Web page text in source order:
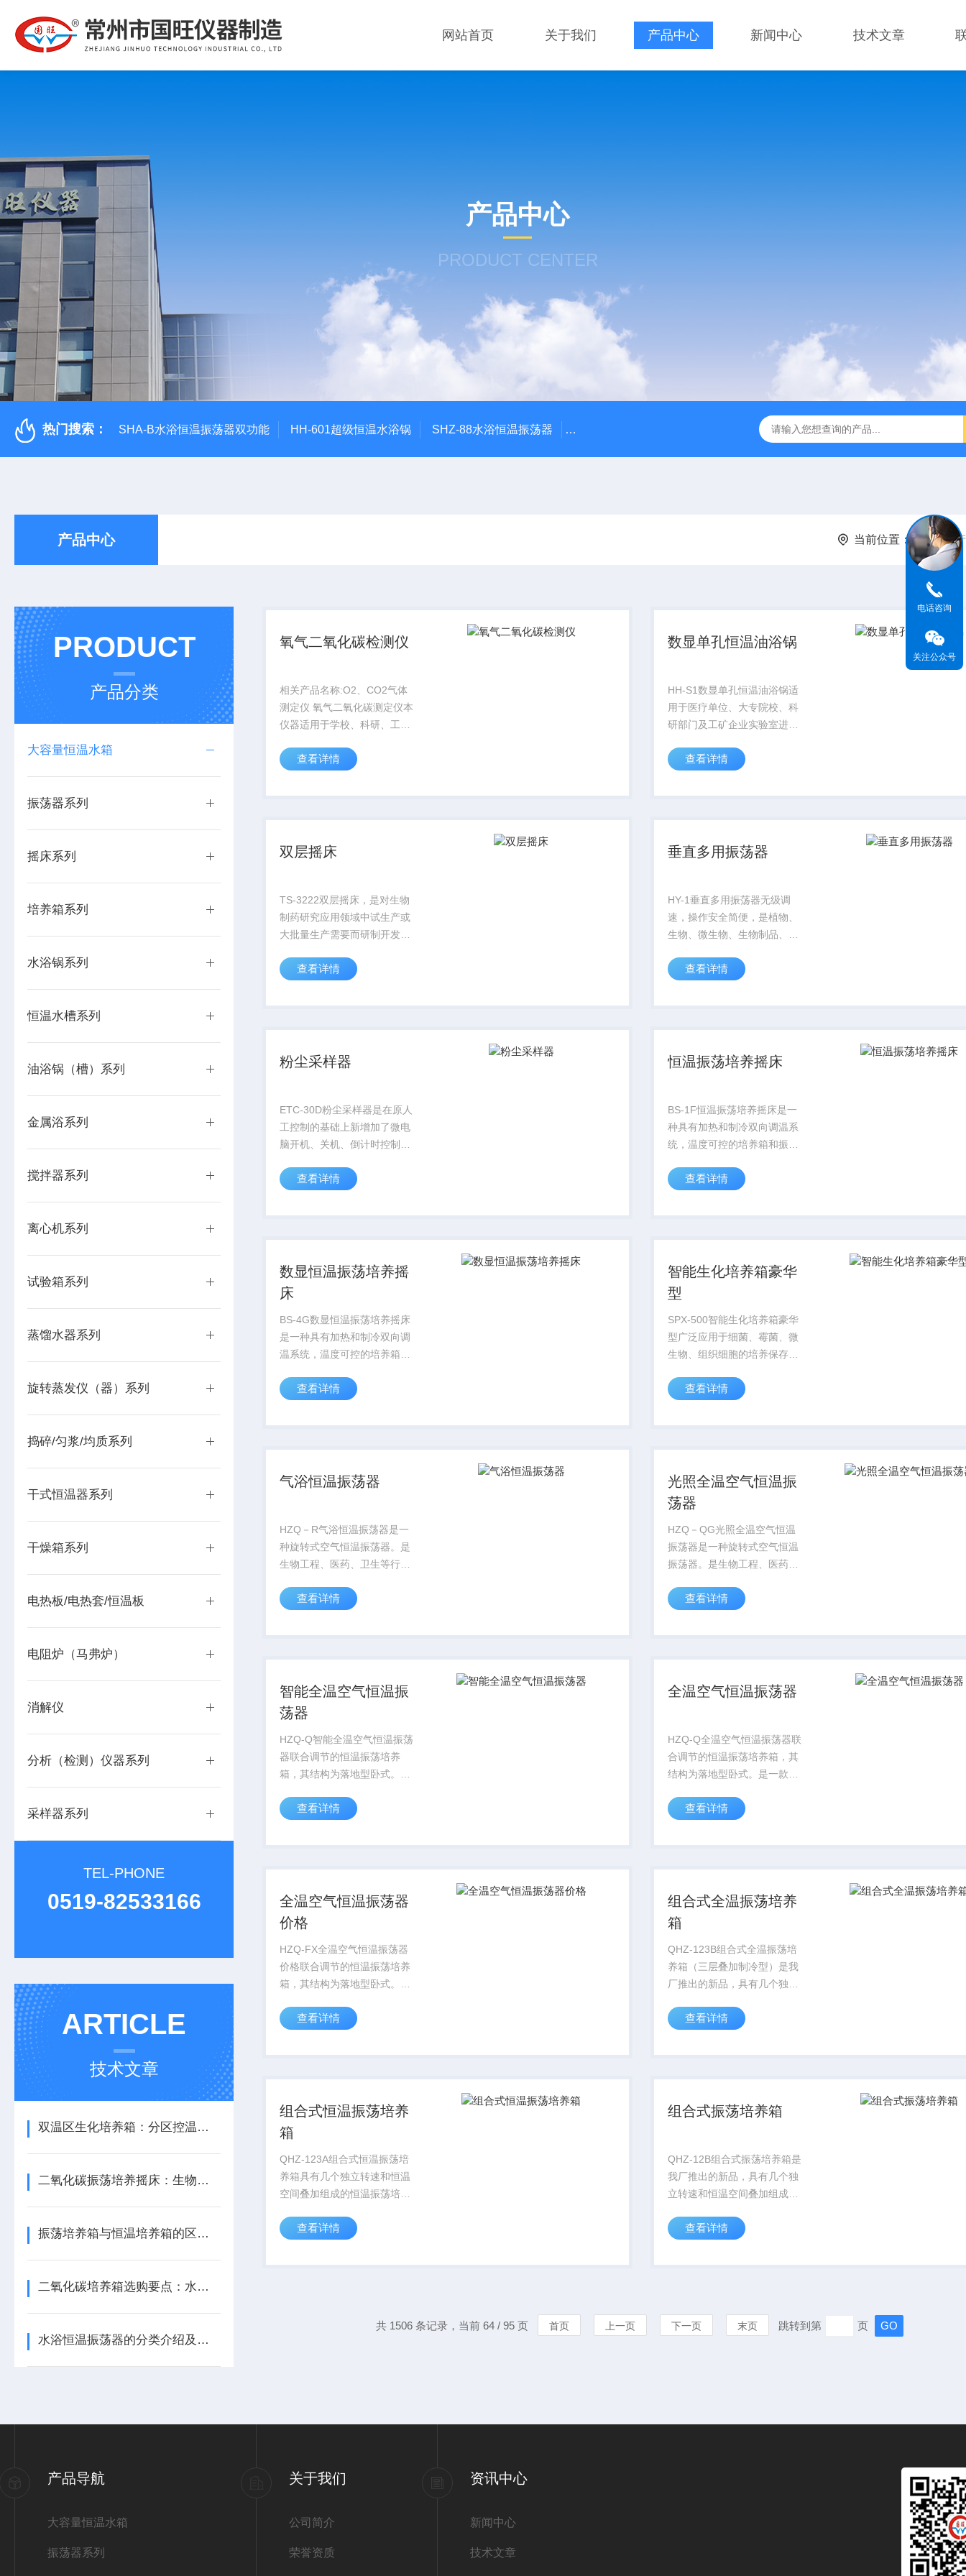
网站首页 关于我们 产品中心 新闻中心 技术文章
产品中心
PRODUCT CENTER
热门搜索： SHA-B水浴恒温振荡器双功能 HH-601超级恒温水浴锅 SHZ-88水浴恒温振荡器 HZQ-2水浴全温振荡器 THZ-82A气浴恒温振荡器价格
产品中心 当前位置：首页
PRODUCT
产品分类
大容量恒温水箱
振荡器系列
摇床系列
培养箱系列
水浴锅系列
恒温水槽系列
油浴锅（槽）系列
金属浴系列
搅拌器系列
离心机系列
试验箱系列
蒸馏水器系列
旋转蒸发仪（器）系列
捣碎/匀浆/均质系列
干式恒温器系列
干燥箱系列
电热板/电热套/恒温板
电阻炉（马弗炉）
消解仪
分析（检测）仪器系列
采样器系列
TEL-PHONE
0519-82533166
ARTICLE
技术文章
双温区生化培养箱：分区控温准确调控环境参数
二氧化碳振荡培养摇床：生物实验室核心精密设备
振荡培养箱与恒温培养箱的区别，你真的了解吗？
二氧化碳培养箱选购要点：水套式与气套式区别、精度与防污染对比分析
水浴恒温振荡器的分类介绍及基础操作规范
氧气二氧化碳检测仪
相关产品名称:O2、CO2气体
测定仪 氧气二氧化碳测定仪本
仪器适用于学校、科研、工
等行业，特别适合于蔬菜、粮
储藏过程中的O2和CO2 的浓
查看详情
数显单孔恒温油浴锅
HH-S1数显单孔恒温油浴锅适
用于医疗单位、大专院校、科
研部门及工矿企业实验室进行
恒温加热用。
查看详情
双层摇床
TS-3222双层摇床，是对生物
制药研究应用领域中试生产或
大批量生产需要而研制开发的
用于生物制药、生物发酵、食
查看详情
垂直多用振荡器
HY-1垂直多用振荡器无级调
速，操作安全简便，是植物、
生物、微生物、生物制品、遗
研、教育和生产部门*的实验
装夹多种试瓶在同一条件下振
查看详情
粉尘采样器
ETC-30D粉尘采样器是在原人
工控制的基础上新增加了微电
脑开机、关机、倒计时控制的
查看详情
恒温振荡培养摇床
BS-1F恒温振荡培养摇床是一
种具有加热和制冷双向调温系
统，温度可控的培养箱和振荡
荡培养箱是植物、生物、微生
食品、石油、化工等科研、教
查看详情
数显恒温振荡培养摇
床
BS-4G数显恒温振荡培养摇床
是一种具有加热和制冷双向调
温系统，温度可控的培养箱和
植物、生物、微生物、遗传、
油、化工等科研、教育和生产
查看详情
智能生化培养箱豪华
型
SPX-500智能生化培养箱豪华
型广泛应用于细菌、霉菌、微
生物、组织细胞的培养保存以
育种试验、植物栽培。是生
疫、环境保护、农林畜牧等行
查看详情
气浴恒温振荡器
HZQ－R气浴恒温振荡器是一
种旋转式空气恒温振荡器。是
生物工程、医药、卫生等行业
备。查看详情
光照全温空气恒温振
荡器
HZQ－QG光照全温空气恒温
振荡器是一种旋转式空气恒温
振荡器。是生物工程、医药、
理想恒温设备。
查看详情
智能全温空气恒温振
荡器
HZQ-Q智能全温空气恒温振荡
器联合调节的恒温振荡培养
箱，其结构为落地型卧式。是
备，腔体空间大、装瓶数量
产。
查看详情
全温空气恒温振荡器
HZQ-Q全温空气恒温振荡器联
合调节的恒温振荡培养箱，其
结构为落地型卧式。是一款大
空间大、装瓶数量多，特别适
查看详情
全温空气恒温振荡器
价格
HZQ-FX全温空气恒温振荡器
价格联合调节的恒温振荡培养
箱，其结构为落地型卧式。是
备，腔体空间大、装瓶数量
产。
查看详情
组合式全温振荡培养
箱
QHZ-123B组合式全温振荡培
养箱（三层叠加制冷型）是我
厂推出的新品，具有几个独立
温振荡培养箱，广泛应用于微
胞组织对温度、振荡频率有不
查看详情
组合式恒温振荡培养
箱
QHZ-123A组合式恒温振荡培
养箱具有几个独立转速和恒温
空间叠加组成的恒温振荡培养
毒、动植物、药物细胞组织对
培养与酶工程等方面的研究。
查看详情
组合式振荡培养箱
QHZ-12B组合式振荡培养箱是
我厂推出的新品，具有几个独
立转速和恒温空间叠加组成的
微生物、病毒、动植物、药物
不同要求的培养与酶工程等方
查看详情
共 1506 条记录，当前 64 / 95 页 首页 上一页 下一页 末页 跳转到第 页
产品导航
大容量恒温水箱
振荡器系列
关于我们
公司简介
荣誉资质
资讯中心
新闻中心
技术文章
电话咨询
关注公众号